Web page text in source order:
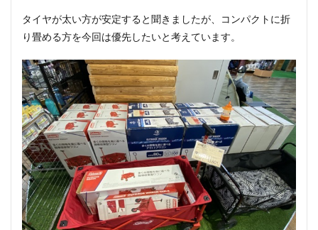
タイヤが太い方が安定すると聞きましたが、コンパクトに折
り畳める方を今回は優先したいと考えています。